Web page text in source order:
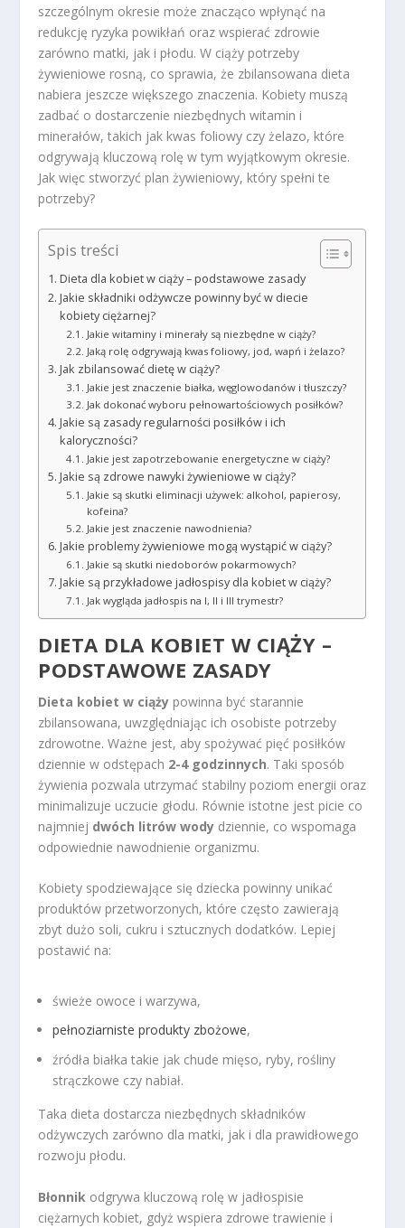
szczególnym okresie może znacząco wpłynąć na
redukcję ryzyka powikłań oraz wspierać zdrowie
zarówno matki, jak i płodu. W ciąży potrzeby
żywieniowe rosną, co sprawia, że zbilansowana dieta
nabiera jeszcze większego znaczenia. Kobiety muszą
zadbać o dostarczenie niezbędnych witamin i
minerałów, takich jak kwas foliowy czy żelazo, które
odgrywają kluczową rolę w tym wyjątkowym okresie.
Jak więc stworzyć plan żywieniowy, który spełni te
potrzeby?
Spis treści
Dieta dla kobiet w ciąży – podstawowe zasady
Jakie składniki odżywcze powinny być w diecie
kobiety ciężarnej?
Jakie witaminy i minerały są niezbędne w ciąży?
Jaką rolę odgrywają kwas foliowy, jod, wapń i żelazo?
Jak zbilansować dietę w ciąży?
Jakie jest znaczenie białka, węglowodanów i tłuszczy?
Jak dokonać wyboru pełnowartościowych posiłków?
Jakie są zasady regularności posiłków i ich
kaloryczności?
Jakie jest zapotrzebowanie energetyczne w ciąży?
Jakie są zdrowe nawyki żywieniowe w ciąży?
Jakie są skutki eliminacji używek: alkohol, papierosy,
kofeina?
Jakie jest znaczenie nawodnienia?
Jakie problemy żywieniowe mogą wystąpić w ciąży?
Jakie są skutki niedoborów pokarmowych?
Jakie są przykładowe jadłospisy dla kobiet w ciąży?
Jak wygląda jadłospis na I, II i III trymestr?
DIETA DLA KOBIET W CIĄŻY –
PODSTAWOWE ZASADY
Dieta kobiet w ciąży powinna być starannie
zbilansowana, uwzględniając ich osobiste potrzeby
zdrowotne. Ważne jest, aby spożywać pięć posiłków
dziennie w odstępach 2-4 godzinnych. Taki sposób
żywienia pozwala utrzymać stabilny poziom energii oraz
minimalizuje uczucie głodu. Równie istotne jest picie co
najmniej dwóch litrów wody dziennie, co wspomaga
odpowiednie nawodnienie organizmu.
Kobiety spodziewające się dziecka powinny unikać
produktów przetworzonych, które często zawierają
zbyt dużo soli, cukru i sztucznych dodatków. Lepiej
postawić na:
świeże owoce i warzywa,
pełnoziarniste produkty zbożowe,
źródła białka takie jak chude mięso, ryby, rośliny
strączkowe czy nabiał.
Taka dieta dostarcza niezbędnych składników
odżywczych zarówno dla matki, jak i dla prawidłowego
rozwoju płodu.
Błonnik odgrywa kluczową rolę w jadłospisie
ciężarnych kobiet, gdyż wspiera zdrowe trawienie i